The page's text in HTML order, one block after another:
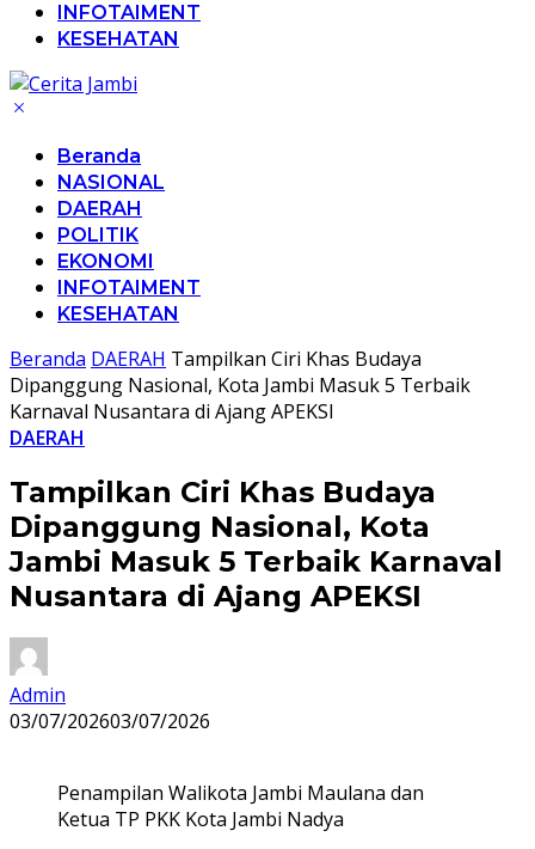
INFOTAIMENT
KESEHATAN
Beranda
NASIONAL
DAERAH
POLITIK
EKONOMI
INFOTAIMENT
KESEHATAN
Beranda DAERAH Tampilkan Ciri Khas Budaya
Dipanggung Nasional, Kota Jambi Masuk 5 Terbaik
Karnaval Nusantara di Ajang APEKSI
DAERAH
Tampilkan Ciri Khas Budaya
Dipanggung Nasional, Kota
Jambi Masuk 5 Terbaik Karnaval
Nusantara di Ajang APEKSI
Admin
03/07/202603/07/2026
Penampilan Walikota Jambi Maulana dan
Ketua TP PKK Kota Jambi Nadya